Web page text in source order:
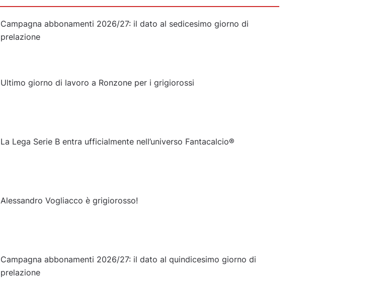
Campagna abbonamenti 2026/27: il dato al sedicesimo giorno di
prelazione
Ultimo giorno di lavoro a Ronzone per i grigiorossi
La Lega Serie B entra ufficialmente nell’universo Fantacalcio®
Alessandro Vogliacco è grigiorosso!
Campagna abbonamenti 2026/27: il dato al quindicesimo giorno di
prelazione